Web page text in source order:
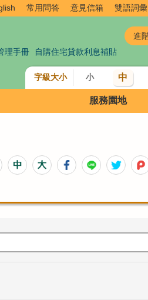
常用問答 意見信箱 雙語詞彙
理手冊 自購住宅貸款利息補貼
字級大小 小 中
服務園地